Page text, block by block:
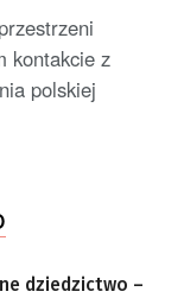
kontakcie z
polskiej
dziedzictwo –